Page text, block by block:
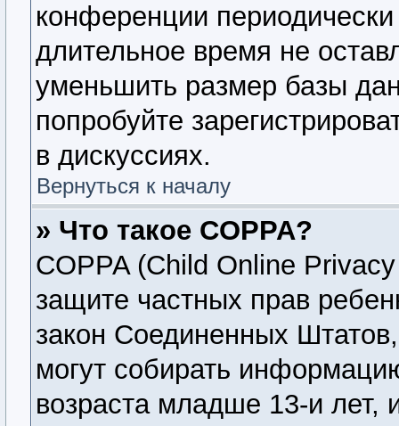
конференции
длительное время не
уменьшить размер базы
попробуйте
в дискуссиях.
Вернуться к началу
» Что такое COPPA?
COPPA (Child Online
защите частных прав
закон Соединенных
могут собирать
возраста младше 13-и лет,